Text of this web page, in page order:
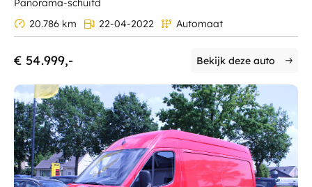
Panorama-schuifd
20.786 km
22-04-2022 Automaat
€ 54.999,- Bekijk deze auto